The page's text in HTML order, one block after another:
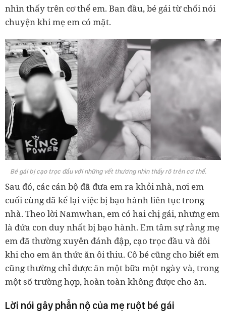
nhìn thấy trên cơ thể em. Ban đầu, bé gái từ chối nói
chuyện khi mẹ em có mặt.
Bé gái bị cạo trọc đầu với những vết thương nhìn thấy rõ trên cơ thể.
Sau đó, các cán bộ đã đưa em ra khỏi nhà, nơi em
cuối cùng đã kể lại việc bị bạo hành liên tục trong
nhà. Theo lời Namwhan, em có hai chị gái, nhưng em
là đứa con duy nhất bị bạo hành. Em tâm sự rằng mẹ
em đã thường xuyên đánh đập, cạo trọc đầu và đôi
khi cho em ăn thức ăn ôi thiu. Cô bé cũng cho biết em
cũng thường chỉ được ăn một bữa một ngày và, trong
một số trường hợp, hoàn toàn không được cho ăn.
Lời nói gây phẫn nộ của mẹ ruột bé gái